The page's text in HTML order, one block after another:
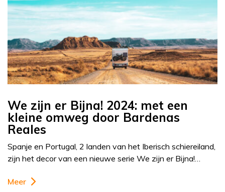
We zijn er Bijna! 2024: met een
kleine omweg door Bardenas
Reales
Spanje en Portugal, 2 landen van het Iberisch schiereiland,
zijn het decor van een nieuwe serie We zijn er Bijna!…
Meer